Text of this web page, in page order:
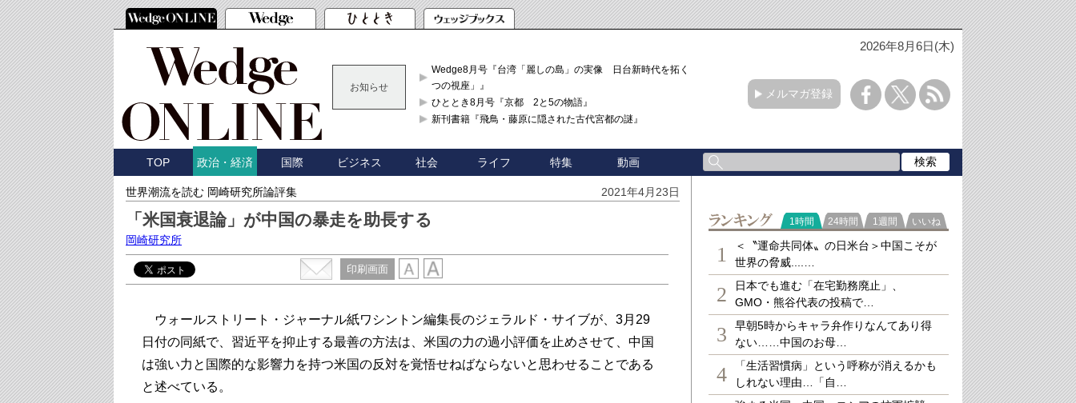
2026年8月6日(木)
お知らせ
Wedge8月号『台湾「麗しの島」の実像 日台新時代を拓く「3
つの視座」』
ひととき8月号『京都 2と5の物語』
新刊書籍『飛鳥・藤原に隠された古代宮都の謎』
メルマガ登録
TOP 政治・経済 国際 ビジネス 社会 ライフ 特集 動画
世界潮流を読む 岡崎研究所論評集 2021年4月23日
「米国衰退論」が中国の暴走を助長する
岡崎研究所
印刷画面
ウォールストリート・ジャーナル紙ワシントン編集長のジェラルド・サイブが、3月29
日付の同紙で、習近平を抑止する最善の方法は、米国の力の過小評価を止めさせて、中国
は強い力と国際的な影響力を持つ米国の反対を覚悟せねばならないと思わせることである
と述べている。
ランキング
1時間 24時間 1週間 いいね
1
＜〝運命共同体〟の日米台＞中国こそが
世界の脅威....…
2
日本でも進む「在宅勤務廃止」、
GMO・熊谷代表の投稿で…
3
早朝5時からキャラ弁作りなんてあり得
ない……中国のお母…
4
「生活習慣病」という呼称が消えるかも
しれない理由…「自…